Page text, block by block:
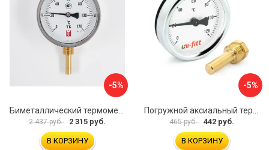
-5%
2 437 руб. 2 315 руб.
В КОРЗИНУ
-5%
465 руб. 442 руб.
В КОРЗИНУ